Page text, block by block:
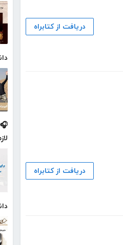
دریافت از کتابراه
دریافت از کتابراه